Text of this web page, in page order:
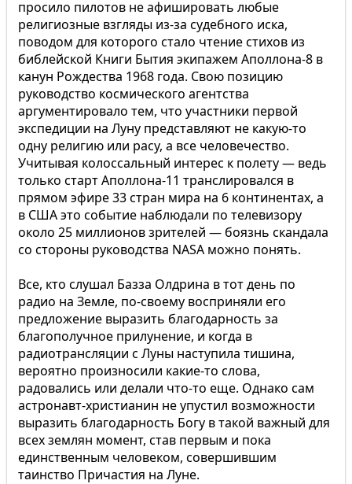
просило пилотов не афишировать любые
религиозные взгляды из-за судебного иска,
поводом для которого стало чтение стихов из
библейской Книги Бытия экипажем Аполлона-8 в
канун Рождества 1968 года. Свою позицию
руководство космического агентства
аргументировало тем, что участники первой
экспедиции на Луну представляют не какую-то
одну религию или расу, а все человечество.
Учитывая колоссальный интерес к полету — ведь
только старт Аполлона-11 транслировался в
прямом эфире 33 стран мира на 6 континентах, а
в США это событие наблюдали по телевизору
около 25 миллионов зрителей — боязнь скандала
со стороны руководства NASA можно понять.
Все, кто слушал Базза Олдрина в тот день по
радио на Земле, по-своему восприняли его
предложение выразить благодарность за
благополучное прилунение, и когда в
радиотрансляции с Луны наступила тишина,
вероятно произносили какие-то слова,
радовались или делали что-то еще. Однако сам
астронавт-христианин не упустил возможности
выразить благодарность Богу в такой важный для
всех землян момент, став первым и пока
единственным человеком, совершившим
таинство Причастия на Луне.